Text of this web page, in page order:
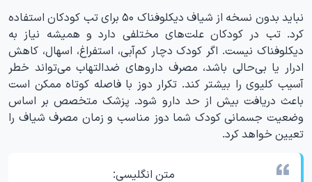
نباید بدون نسخه از شیاف دیکلوفناک ۵۰ برای تب کودکان استفاده
کرد. تب در کودکان علت‌های مختلفی دارد و همیشه نیاز به
دیکلوفناک نیست. اگر کودک دچار کم‌آبی، استفراغ، اسهال، کاهش
ادرار یا بی‌حالی باشد، مصرف داروهای ضدالتهاب می‌تواند خطر
آسیب کلیوی را بیشتر کند. تکرار دوز با فاصله کوتاه ممکن است
باعث دریافت بیش از حد دارو شود. پزشک متخصص بر اساس
وضعیت جسمانی کودک شما دوز مناسب و زمان مصرف شیاف را
تعیین خواهد کرد.
متن انگلیسی: